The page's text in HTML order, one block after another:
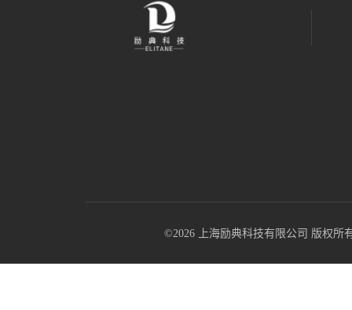
©2026 上海励典科技有限公司 版权所